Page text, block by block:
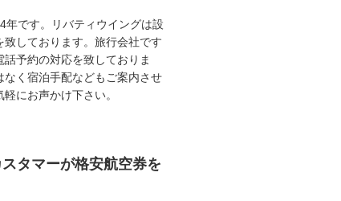
年です。リバティウイングは設
致しております。旅行会社です
予約の対応を致しておりま
なく宿泊手配などもご案内させ
にお声かけ下さい。
タマーが格安航空券を